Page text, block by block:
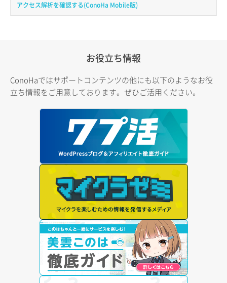
アクセス解析を確認する(ConoHa Mobile版)
お役立ち情報
ConoHaではサポートコンテンツの他にも以下のようなお役
立ち情報をご用意しております。ぜひご活用ください。